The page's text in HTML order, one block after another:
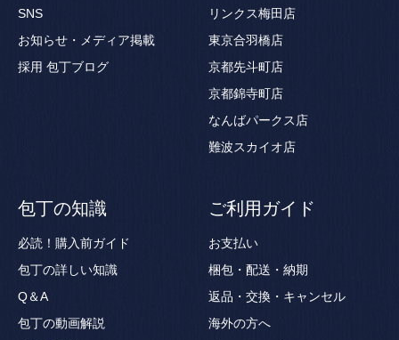
SNS
お知らせ・メディア掲載
採用 包丁ブログ
リンクス梅田店
東京合羽橋店
京都先斗町店
京都錦寺町店
なんばパークス店
難波スカイオ店
包丁の知識
必読！購入前ガイド
包丁の詳しい知識
Q＆A
包丁の動画解説
ご利用ガイド
お支払い
梱包・配送・納期
返品・交換・キャンセル
海外の方へ